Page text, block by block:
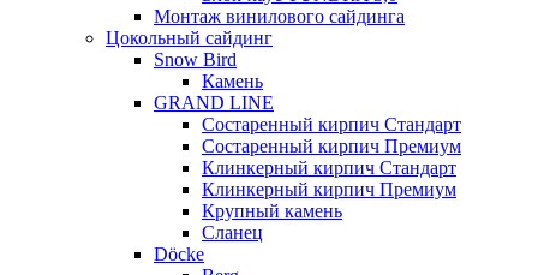
Монтаж винилового сайдинга
Цокольный сайдинг
Snow Bird
Камень
GRAND LINE
Состаренный кирпич Стандарт
Состаренный кирпич Премиум
Клинкерный кирпич Стандарт
Клинкерный кирпич Премиум
Крупный камень
Сланец
Döcke